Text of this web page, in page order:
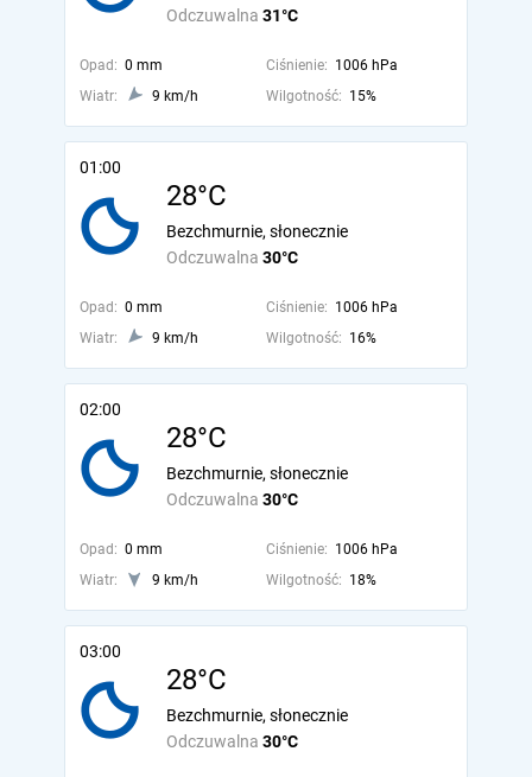
Odczuwalna 31°C
Opad: 0 mm Ciśnienie: 1006 hPa
Wiatr:
9 km/h Wilgotność: 15%
01:00
28°C
Odczuwalna 30°C
Bezchmurnie, słonecznie
Opad: 0 mm Ciśnienie: 1006 hPa
Wiatr:
9 km/h Wilgotność: 16%
02:00
28°C
Odczuwalna 30°C
Bezchmurnie, słonecznie
Opad: 0 mm Ciśnienie: 1006 hPa
Wiatr:
9 km/h Wilgotność: 18%
03:00
28°C
Odczuwalna 30°C
Bezchmurnie, słonecznie